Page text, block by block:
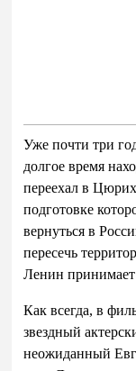
Уже почти три
долгое время
переехал в
подготовке
вернуться в
пересечь
Ленин принимает
Как всегда, в
звездный
неожиданный